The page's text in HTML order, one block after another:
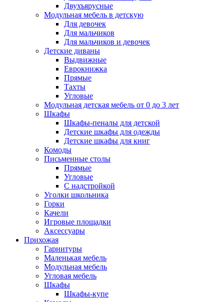
Двухъярусные
Модульная мебель в детскую
Для девочек
Для мальчиков
Для мальчиков и девочек
Детские диваны
Выдвижные
Еврокнижка
Прямые
Тахты
Угловые
Модульная детская мебель от 0 до 3 лет
Шкафы
Шкафы-пеналы для детской
Детские шкафы для одежды
Детские шкафы для книг
Комоды
Письменные столы
Прямые
Угловые
С надстройкой
Уголки школьника
Горки
Качели
Игровые площадки
Аксессуары
Прихожая
Гарнитуры
Маленькая мебель
Модульная мебель
Угловая мебель
Шкафы
Шкафы-купе